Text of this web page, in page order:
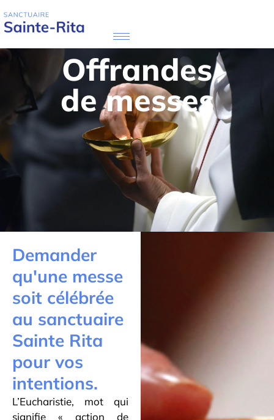
Offrandes
de messes
Demander
qu'une messe
soit célébrée
au sanctuaire
Sainte Rita
pour vos
intentions.
L’Eucharistie, mot qui
signifie « action de